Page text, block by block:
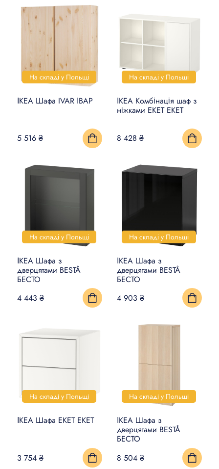
На складі у Польщі
ІКЕА Шафа IVAR ІВАР
5 516 ₴
На складі у Польщі
ІКЕА Комбінація шаф з
ніжками EKET ЕКЕТ
8 428 ₴
На складі у Польщі
ІКЕА Шафа з
дверцятами BESTÅ
БЕСТО
4 443 ₴
На складі у Польщі
ІКЕА Шафа з
дверцятами BESTÅ
БЕСТО
4 903 ₴
На складі у Польщі
ІКЕА Шафа EKET ЕКЕТ
3 754 ₴
На складі у Польщі
ІКЕА Шафа з
дверцятами BESTÅ
БЕСТО
8 504 ₴